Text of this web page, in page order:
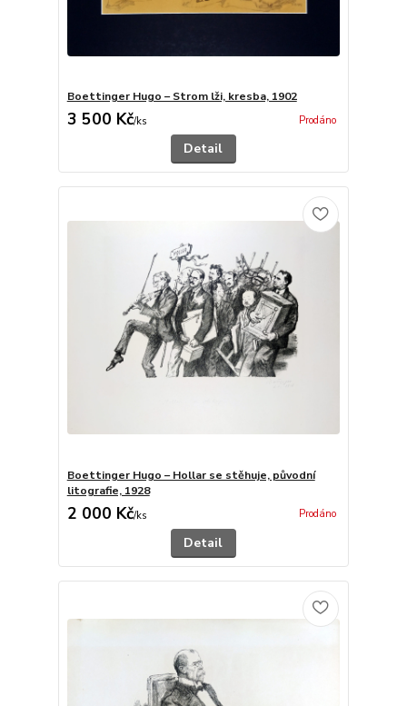
Boettinger Hugo – Strom lži, kresba, 1902
3 500 Kč/ks Prodáno
Detail
Boettinger Hugo – Hollar se stěhuje, původní
litografie, 1928
2 000 Kč/ks Prodáno
Detail